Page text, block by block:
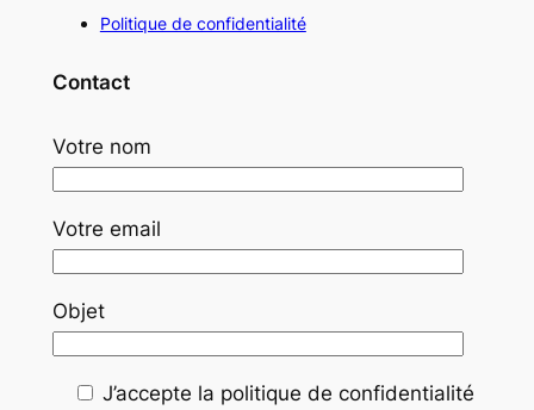
Politique de confidentialité
Contact
Votre nom
Votre email
Objet
J’accepte la politique de confidentialité